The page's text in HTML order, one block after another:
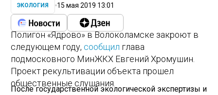
ЭКОЛОГИЯ 15 мая 2019 13:01
Полигон «Ядрово» в Волоколамске закроют в
следующем году, сообщил глава
подмосковного МинЖКХ Евгений Хромушин.
Проект рекультивации объекта прошел
общественные слушания.
После государственной экологической экспертизы и